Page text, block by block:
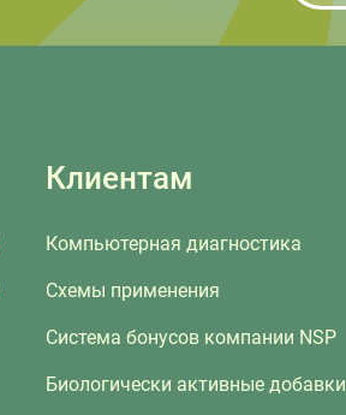
Клиентам
Компьютерная диагностика
Схемы применения
Система бонусов компании NSP
Биологически активные добавки